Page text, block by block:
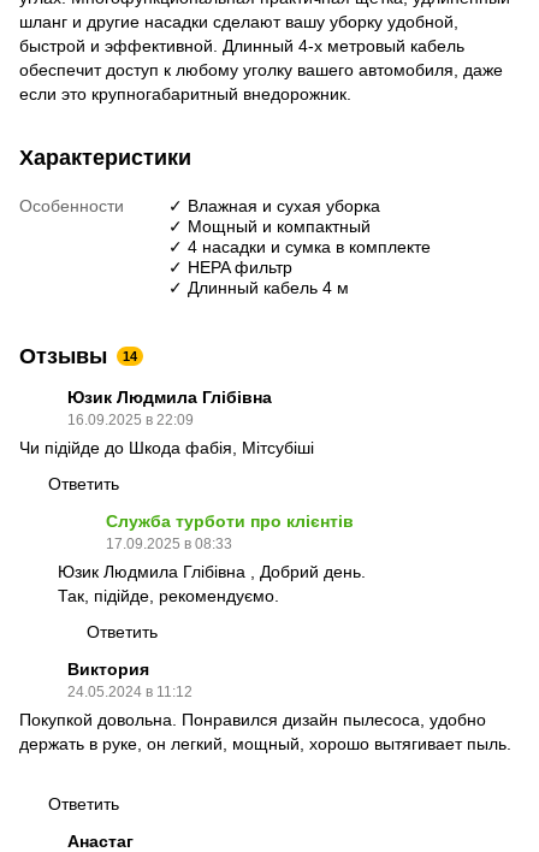
шланг и другие насадки сделают вашу уборку удобной,
быстрой и эффективной. Длинный 4-х метровый кабель
обеспечит доступ к любому уголку вашего автомобиля, даже
если это крупногабаритный внедорожник.
Характеристики
Особенности
✓ Влажная и сухая уборка
✓ Мощный и компактный
✓ 4 насадки и сумка в комплекте
✓ HEPA фильтр
✓ Длинный кабель 4 м
Отзывы 14
Юзик Людмила Глібівна
16.09.2025 в 22:09
Чи підійде до Шкода фабія, Мітсубіші
Ответить
Служба турботи про клієнтів
17.09.2025 в 08:33
Юзик Людмила Глібівна , Добрий день.
Так, підійде, рекомендуємо.
Ответить
Виктория
24.05.2024 в 11:12
Покупкой довольна. Понравился дизайн пылесоса, удобно
держать в руке, он легкий, мощный, хорошо вытягивает пыль.
Ответить
Анастаг